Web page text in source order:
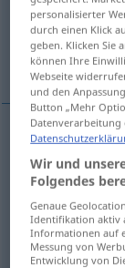
(Für mehr Details
mala
malaf térmica
bolsa
sacolaftérmica
personalisierter
durch einen Klick
geben. Klicken Sie
können Ihre
Webseite
und den
Button „Mehr
Datenverarbeitung
Wir und
Folgendes
Genaue
Identifikation aktiv
Informationen auf
Messung von
Entwicklung von